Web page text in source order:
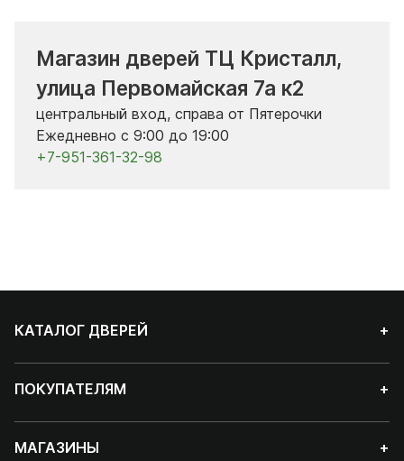
Магазин дверей ТЦ Кристалл,
улица Первомайская 7а к2
центральный вход, справа от Пятерочки
Ежедневно с 9:00 до 19:00
+7-951-361-32-98
КАТАЛОГ ДВЕРЕЙ +
ПОКУПАТЕЛЯМ +
МАГАЗИНЫ +